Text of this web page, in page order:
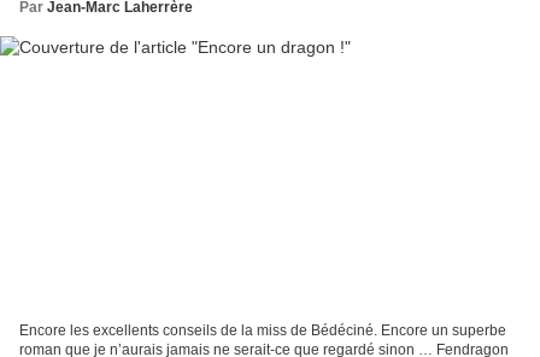
Par Jean-Marc Laherrère
Encore les excellents conseils de la miss de Bédéciné. Encore un superbe
roman que je n’aurais jamais ne serait-ce que regardé sinon … Fendragon